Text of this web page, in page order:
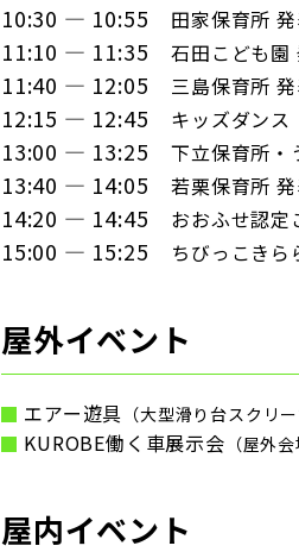
10:30 — 10:55 田家保育所
11:10 — 11:35石田こども園
11:40 — 12:05 三島保育所
12:15 — 12:45 キッズダンス
13:00 — 13:25下立保育所・
13:40 — 14:05若栗保育所
14:20 — 14:45 おおふせ認定
15:00 — 15:25 ちびっこきら
屋外イベント
エアー遊具 （大型滑り台スクリ
KUROBE働く車展示会 （屋外
屋内イベント